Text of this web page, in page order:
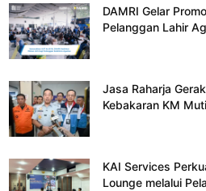
DAMRI Gelar
Pelanggan Lahir
Jasa Raharja
Kebakaran KM
KAI Services
Lounge melalui